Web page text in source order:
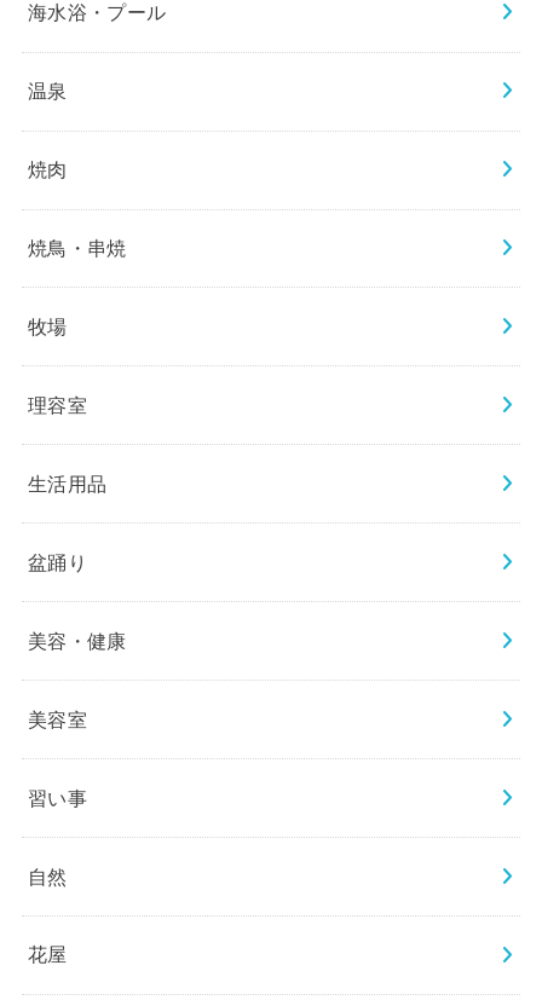
海水浴・プール
温泉
焼肉
焼鳥・串焼
牧場
理容室
生活用品
盆踊り
美容・健康
美容室
習い事
自然
花屋